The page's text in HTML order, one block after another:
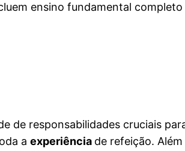
ensino fundamental
de responsabilidades cruciais
a experiência de refeição.